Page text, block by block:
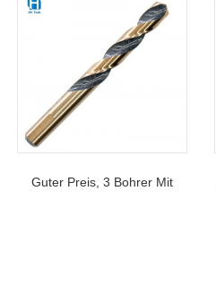
Guter Preis, 3 Bohrer Mit